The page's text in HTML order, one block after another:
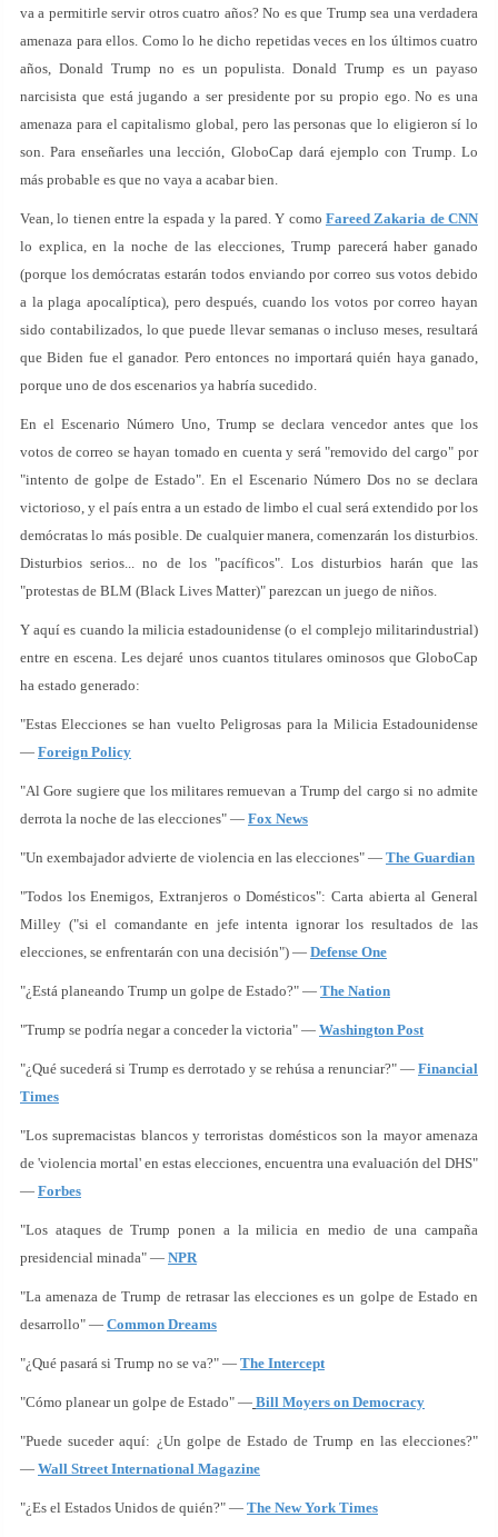
va a permitirle servir otros cuatro años? No es que Trump sea una verdadera
amenaza para ellos. Como lo he dicho repetidas veces en los últimos cuatro
años, Donald Trump no es un populista. Donald Trump es un payaso
narcisista que está jugando a ser presidente por su propio ego. No es una
amenaza para el capitalismo global, pero las personas que lo eligieron sí lo
son. Para enseñarles una lección, GloboCap dará ejemplo con Trump. Lo
más probable es que no vaya a acabar bien.
Vean, lo tienen entre la espada y la pared. Y como Fareed Zakaria de CNN
lo explica, en la noche de las elecciones, Trump parecerá haber ganado
(porque los demócratas estarán todos enviando por correo sus votos debido
a la plaga apocalíptica), pero después, cuando los votos por correo hayan
sido contabilizados, lo que puede llevar semanas o incluso meses, resultará
que Biden fue el ganador. Pero entonces no importará quién haya ganado,
porque uno de dos escenarios ya habría sucedido.
En el Escenario Número Uno, Trump se declara vencedor antes que los
votos de correo se hayan tomado en cuenta y será "removido del cargo" por
"intento de golpe de Estado". En el Escenario Número Dos no se declara
victorioso, y el país entra a un estado de limbo el cual será extendido por los
demócratas lo más posible. De cualquier manera, comenzarán los disturbios.
Disturbios serios... no de los "pacíficos". Los disturbios harán que las
"protestas de BLM (Black Lives Matter)" parezcan un juego de niños.
Y aquí es cuando la milicia estadounidense (o el complejo militarindustrial)
entre en escena. Les dejaré unos cuantos titulares ominosos que GloboCap
ha estado generado:
"Estas Elecciones se han vuelto Peligrosas para la Milicia Estadounidense
— Foreign Policy
"Al Gore sugiere que los militares remuevan a Trump del cargo si no admite
derrota la noche de las elecciones" — Fox News
"Un exembajador advierte de violencia en las elecciones" — The Guardian
"Todos los Enemigos, Extranjeros o Domésticos": Carta abierta al General
Milley ("si el comandante en jefe intenta ignorar los resultados de las
elecciones, se enfrentarán con una decisión") — Defense One
"¿Está planeando Trump un golpe de Estado?" — The Nation
"Trump se podría negar a conceder la victoria" — Washington Post
"¿Qué sucederá si Trump es derrotado y se rehúsa a renunciar?" — Financial
Times
"Los supremacistas blancos y terroristas domésticos son la mayor amenaza
de 'violencia mortal' en estas elecciones, encuentra una evaluación del DHS"
— Forbes
"Los ataques de Trump ponen a la milicia en medio de una campaña
presidencial minada" — NPR
"La amenaza de Trump de retrasar las elecciones es un golpe de Estado en
desarrollo" — Common Dreams
"¿Qué pasará si Trump no se va?" — The Intercept
"Cómo planear un golpe de Estado" — Bill Moyers on Democracy
"Puede suceder aquí: ¿Un golpe de Estado de Trump en las elecciones?"
— Wall Street International Magazine
"¿Es el Estados Unidos de quién?" — The New York Times